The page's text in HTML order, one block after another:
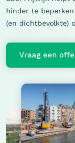
hinder te
(en dichtbevolkte)
Vraag een